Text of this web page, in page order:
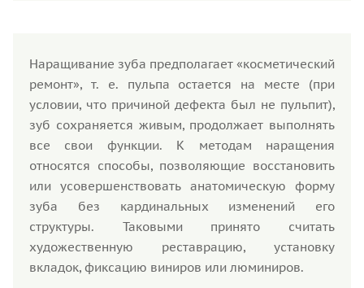
Наращивание зуба предполагает «косметический
ремонт», т. е. пульпа остается на месте (при
условии, что причиной дефекта был не пульпит),
зуб сохраняется живым, продолжает выполнять
все свои функции. К методам наращения
относятся способы, позволяющие восстановить
или усовершенствовать анатомическую форму
зуба без кардинальных изменений его
структуры. Таковыми принято считать
художественную реставрацию, установку
вкладок, фиксацию виниров или люминиров.